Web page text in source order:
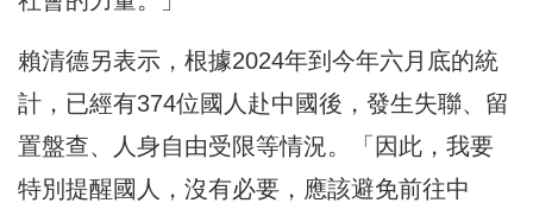
賴清德另表示，根據2024年到今年六月底的統
計，已經有374位國人赴中國後，發生失聯、留
置盤查、人身自由受限等情況。「因此，我要
特別提醒國人，沒有必要，應該避免前往中